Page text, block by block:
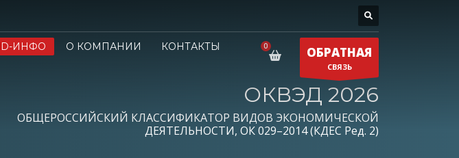
ID-ИНФО О КОМПАНИИ
КОНТАКТЫ
ОБРАТНАЯ
СВЯЗЬ
ОКВЭД 2026
ОБЩЕРОССИЙСКИЙ КЛАССИФИКАТОР ВИДОВ ЭКОНОМИЧЕСКОЙ
ДЕЯТЕЛЬНОСТИ, ОК 029–2014 (КДЕС Ред. 2)